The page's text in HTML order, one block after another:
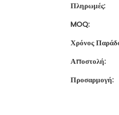
Πληρωμές:
MOQ:
Χρόνος
Αποστολή:
Προσαρμογή: